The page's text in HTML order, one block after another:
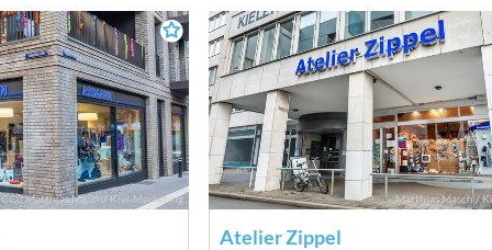
CC0 Matthias Masch/ Kiel-Marketing Matthias Masch /
Atelier Zippel